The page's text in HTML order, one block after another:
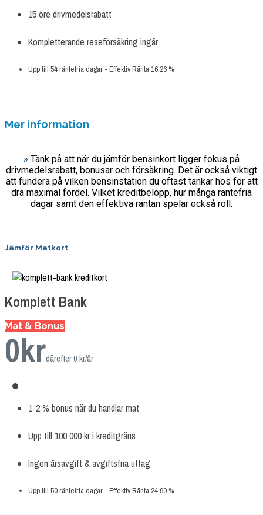
15 öre drivmedelsrabatt
Kompletterande reseförsäkring ingår
Upp till 54 räntefria dagar - Effektiv Ränta 16.26 %
Mer information
» Tänk på att när du jämför bensinkort ligger fokus på
drivmedelsrabatt, bonusar och försäkring. Det är också viktigt
att fundera på vilken bensinstation du oftast tankar hos för att
dra maximal fördel. Vilket kreditbelopp, hur många räntefria
dagar samt den effektiva räntan spelar också roll.
Jämför Matkort
Komplett Bank
Mat & Bonus
0krdärefter 0 kr/år
1-2 % bonus när du handlar mat
Upp till 100 000 kr i kreditgräns
Ingen årsavgift & avgiftsfria uttag
Upp till 50 räntefria dagar - Effektiv Ränta 24,90 %